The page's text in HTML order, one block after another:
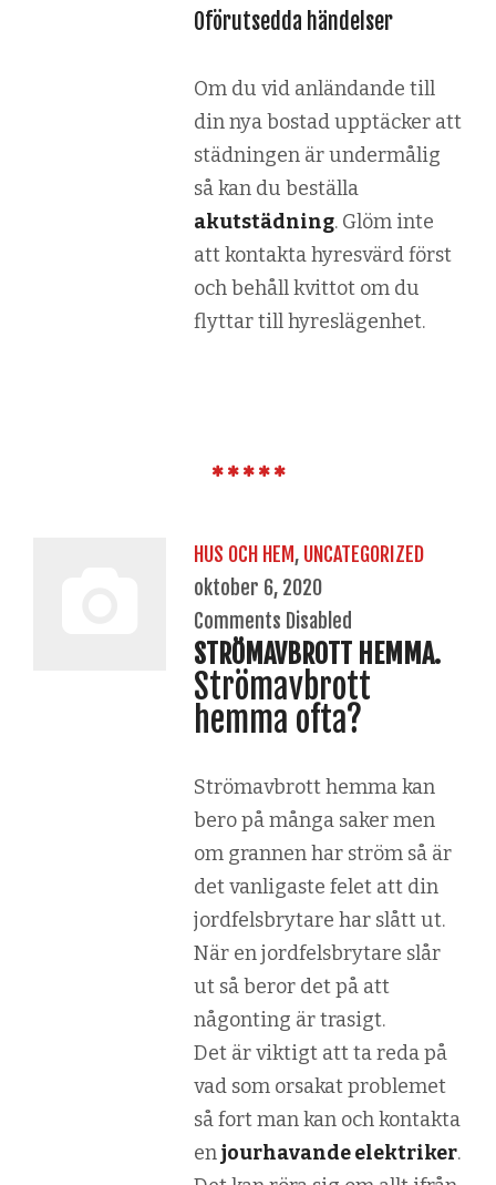
Oförutsedda händelser
Om du vid anländande till
din nya bostad upptäcker att
städningen är undermålig
så kan du beställa
akutstädning. Glöm inte
att kontakta hyresvärd först
och behåll kvittot om du
flyttar till hyreslägenhet.
HUS OCH HEM, UNCATEGORIZED
oktober 6, 2020
Comments Disabled
STRÖMAVBROTT HEMMA.
Strömavbrott
hemma ofta?
Strömavbrott hemma kan
bero på många saker men
om grannen har ström så är
det vanligaste felet att din
jordfelsbrytare har slått ut.
När en jordfelsbrytare slår
ut så beror det på att
någonting är trasigt.
Det är viktigt att ta reda på
vad som orsakat problemet
så fort man kan och kontakta
enjourhavande elektriker.